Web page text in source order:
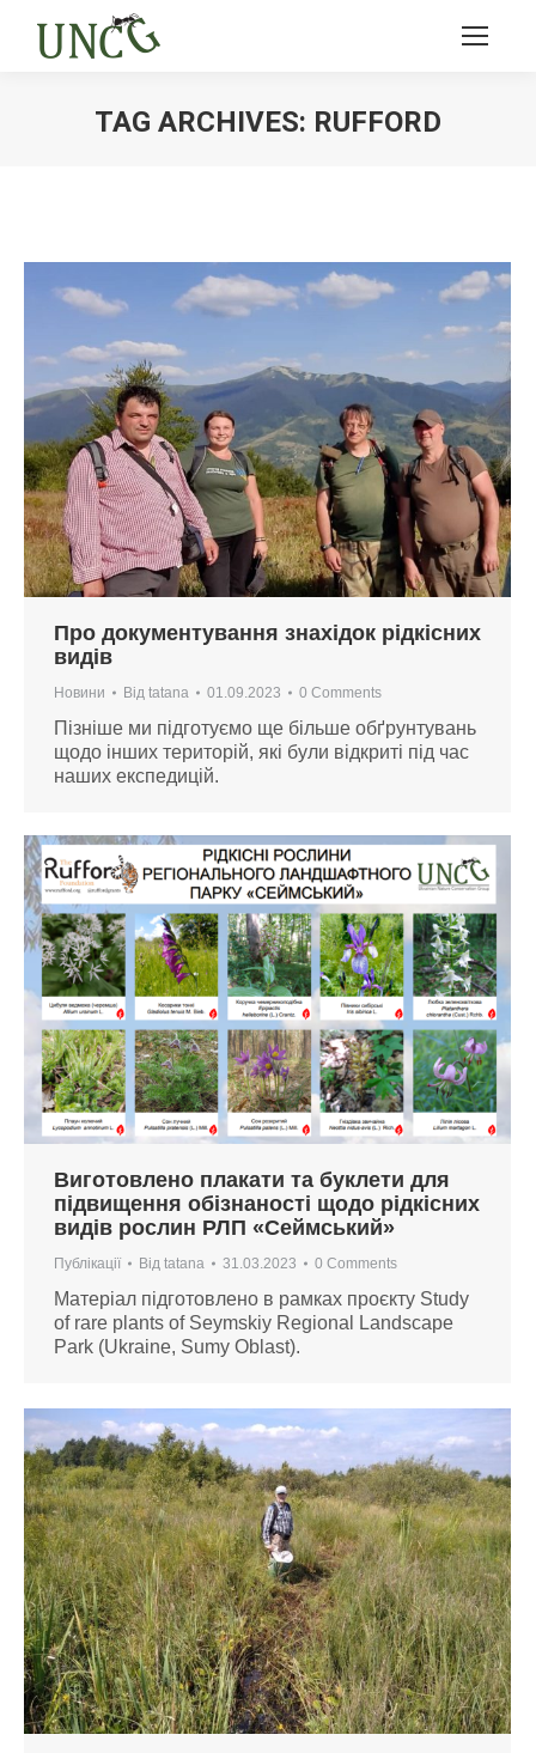
TAG ARCHIVES: RUFFORD
Про документування знахідок рідкісних
видів
Новини Від tatana 01.09.2023 0 Comments
Пізніше ми підготуємо ще більше обґрунтувань
щодо інших територій, які були відкриті під час
наших експедицій.
Виготовлено плакати та буклети для
підвищення обізнаності щодо рідкісних
видів рослин РЛП «Сеймський»
Публікації Від tatana 31.03.2023 0 Comments
Матеріал підготовлено в рамках проєкту Study
of rare plants of Seymskiy Regional Landscape
Park (Ukraine, Sumy Oblast).